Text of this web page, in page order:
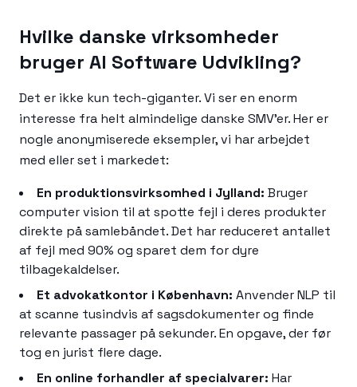
Hvilke danske virksomheder
bruger AI Software Udvikling?
Det er ikke kun tech-giganter. Vi ser en enorm
interesse fra helt almindelige danske SMV'er. Her er
nogle anonymiserede eksempler, vi har arbejdet
med eller set i markedet:
En produktionsvirksomhed i Jylland: Bruger
computer vision til at spotte fejl i deres produkter
direkte på samlebåndet. Det har reduceret antallet
af fejl med 90% og sparet dem for dyre
tilbagekaldelser.
Et advokatkontor i København: Anvender NLP til
at scanne tusindvis af sagsdokumenter og finde
relevante passager på sekunder. En opgave, der før
tog en jurist flere dage.
En online forhandler af specialvarer: Har